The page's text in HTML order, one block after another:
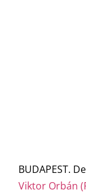
BUDAPEST.
Viktor Orbán